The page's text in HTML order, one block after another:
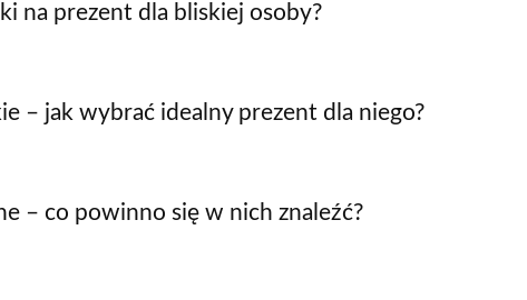
na prezent dla bliskiej osoby?
– jak wybrać idealny prezent dla niego?
– co powinno się w nich znaleźć?